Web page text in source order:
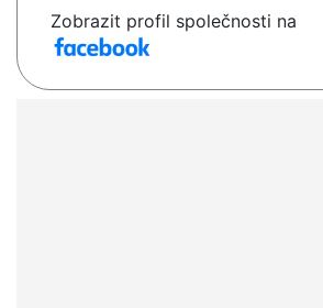
Zobrazit profil společnosti na